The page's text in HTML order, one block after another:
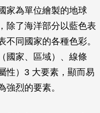
家為單位繪製的地球
除了海洋部分以藍色表
同國家的各種色彩。
國家、區域）、線條
性）3 大要素，顯而易
強烈的要素。